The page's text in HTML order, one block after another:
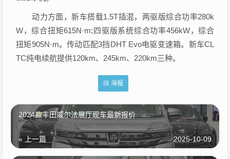
动力方面，新车搭载1.5T插混，两驱版综合功率280k
W，综合扭矩615N·m;四驱版系统综合功率456kW，综合
扭矩905N·m。传动匹配3挡DHT Evo电驱变速箱。新车CL
TC纯电续航提供120km、245km、220km三种。
海报
2024款丰田威尔法展厅现车最新报价
« 上一篇 2025-10-09